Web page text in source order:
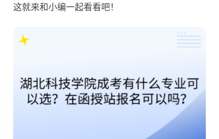
这就来和小编一起看看吧！